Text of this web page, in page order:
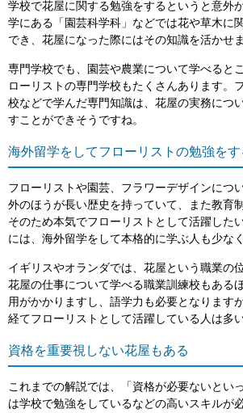
学校で花屋に関する勉強をするというと意外
学にある「園芸科学科」などでは花や草木に
でき、花屋になった際にはその知識を活かせま
専門学校でも、園芸や農業について学べると
ローリストの専門学校もたくさんあります。
校などで学んだ専門知識は、花屋の実務につ
すことができそうですね。
海外留学をしてフローリストの勉強をす
フローリストや園芸、フラワーデザインにつ
外のほうが長い歴史を持っていて、また教育
そのため本気でフローリストとして活躍した
には、海外留学をして本格的に学ぶ人も少な
イギリスやオランダでは、花屋という職業の
花屋の仕事について学べる職業訓練校もある
用がかかりますし、語学力も必要となります
経てフローリストとして活躍している人は多
資格を重要視しない花屋もある
これまでの解説では、「資格が必要ないとい
は学校で勉強をしているなどの高いスキルが